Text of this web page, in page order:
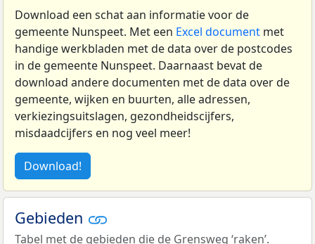
Download een schat aan informatie voor de
gemeente Nunspeet. Met een Excel document met
handige werkbladen met de data over de postcodes
in de gemeente Nunspeet. Daarnaast bevat de
download andere documenten met de data over de
gemeente, wijken en buurten, alle adressen,
verkiezingsuitslagen, gezondheidscijfers,
misdaadcijfers en nog veel meer!
Download!
Gebieden
Tabel met de gebieden die de Grensweg ‘raken’.